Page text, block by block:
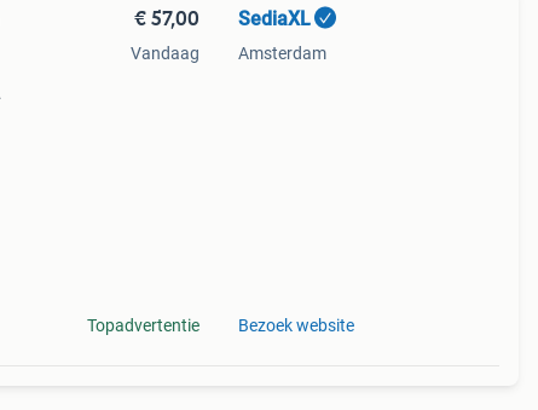
€ 57,00
Vandaag
Topadvertentie
SediaXL
Amsterdam
Bezoek website